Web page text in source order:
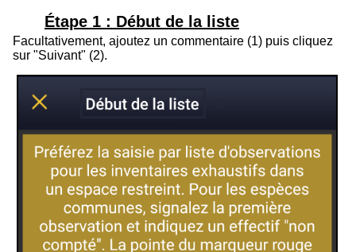
Étape 1 : Début de la liste
Facultativement, ajoutez un commentaire (1) puis cliquez
sur "Suivant" (2).